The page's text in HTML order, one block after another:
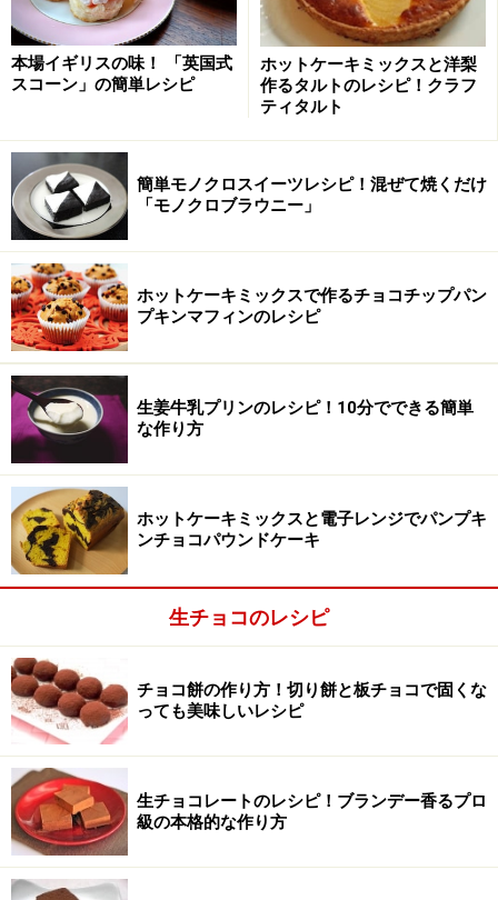
らそのまま使用します。
湯煎にかけてチョコレートを溶かします。
沸騰した生クリームを加え混ぜる
沸騰させた生クリームを少しずつチョコレートに加え、
絶えずだまにならないようにゴムべらで混ぜ続けます。
ブランデーを加えて、持ち上げたらとろみがついて完全
に滑らかな状態になるまで、練り込むようによく混ぜま
す。
バーミックスやフードプロセッサーを使い、とろみが出
本場イギリスの味！ 「英国式
スコーン」の簡単レシピ
ホットケーキミックスと洋梨
作るタルトのレシピ！クラフ
ティタルト
簡単モノクロスイーツレシピ！混ぜて焼くだけ
「モノクロブラウニー」
ホットケーキミックスで作るチョコチップパン
プキンマフィンのレシピ
生姜牛乳プリンのレシピ！10分でできる簡単
な作り方
ホットケーキミックスと電子レンジでパンプキ
ンチョコパウンドケーキ
生チョコのレシピ
チョコ餅の作り方！切り餅と板チョコで固くな
っても美味しいレシピ
生チョコレートのレシピ！ブランデー香るプロ
級の本格的な作り方